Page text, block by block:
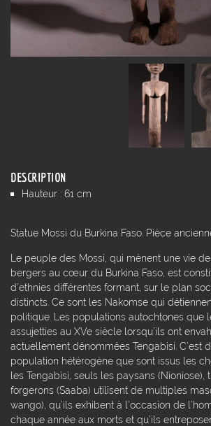
DESCRIPTION
Hauteur : 61 cm
Statue Mossi du Burkina Faso. Pièce
Le peuple des Mossi, qui mènent une vie
bergers au cœur du Burkina Faso, est
d’ethnies différentes formant, sur le plan
distincts. Ce sont les Nakomse qui
politique. Les populations autochtones que
assujetties au XVe siècle lorsqu’ils ont
actuellement dénommées Tengabisi. C’est
population hétérogène que sont issus les
les Tengabisi, seuls les paysans (Nioniose),
forgerons (Saaba) utilisent de multiples
wango), qu’ils exhibent à l’occasion de
chaque année aux morts et qu’ils